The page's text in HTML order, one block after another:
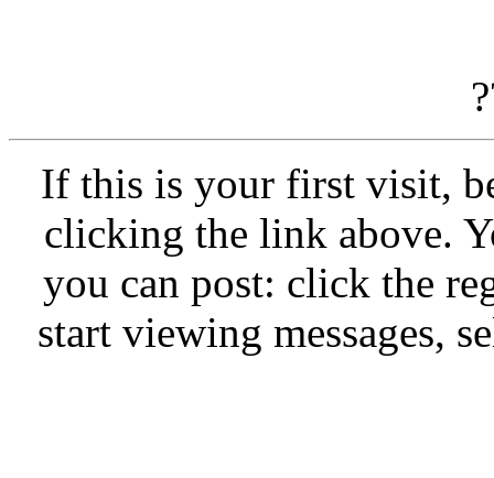
If this is your first visit,
clicking the link above.
you can post: click the
start viewing messages,